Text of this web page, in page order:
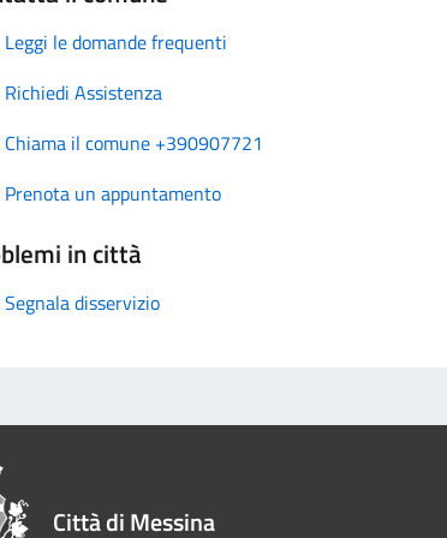
Leggi le domande frequenti
Richiedi Assistenza
Chiama il comune +390907721
Prenota un appuntamento
in città
Segnala disservizio
Città di Messina